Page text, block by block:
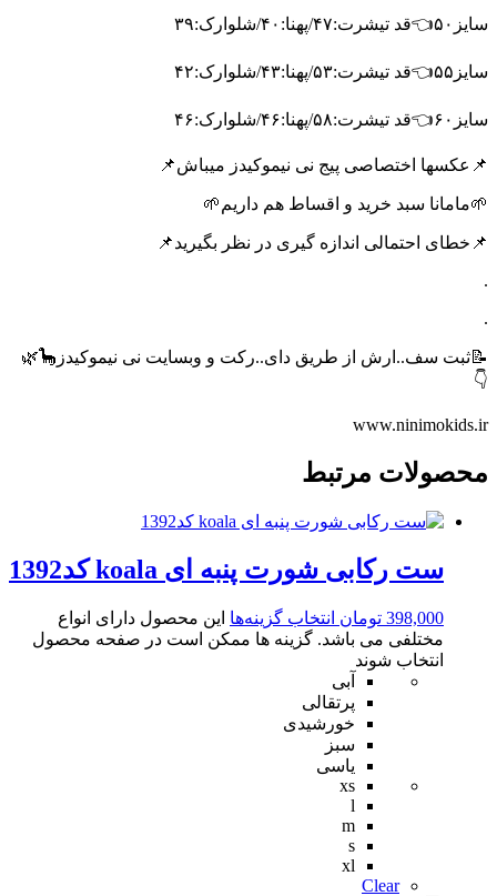
سایز۵۰👈قد تیشرت:۴۷/پهنا:۴۰/شلوارک:۳۹
سایز۵۵👈قد تیشرت:۵۳/پهنا:۴۳/شلوارک:۴۲
سایز۶۰👈قد تیشرت:۵۸/پهنا:۴۶/شلوارک:۴۶
📌عکسها اختصاصی پیج نی نیموکیدز میباش📌
🌱مامانا سبد خرید و اقساط هم داریم🌱
📌خطای احتمالی اندازه گیری در نظر بگیرید📌
.
.
📝ثبت سف..ارش از طریق دای..رکت و وبسایت نی نیموکیدز🦕🌿
👇
www.ninimokids.ir
محصولات مرتبط
ست رکابی شورت پنبه ای koala کد1392
398,000 تومان انتخاب گزینه‌ها این محصول دارای انواع
مختلفی می باشد. گزینه ها ممکن است در صفحه محصول
انتخاب شوند
آبی
پرتقالی
خورشیدی
سبز
یاسی
xs
l
m
s
xl
Clear